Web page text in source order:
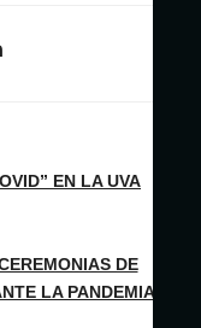
EN LA UVA
DE
LA PANDEMIA